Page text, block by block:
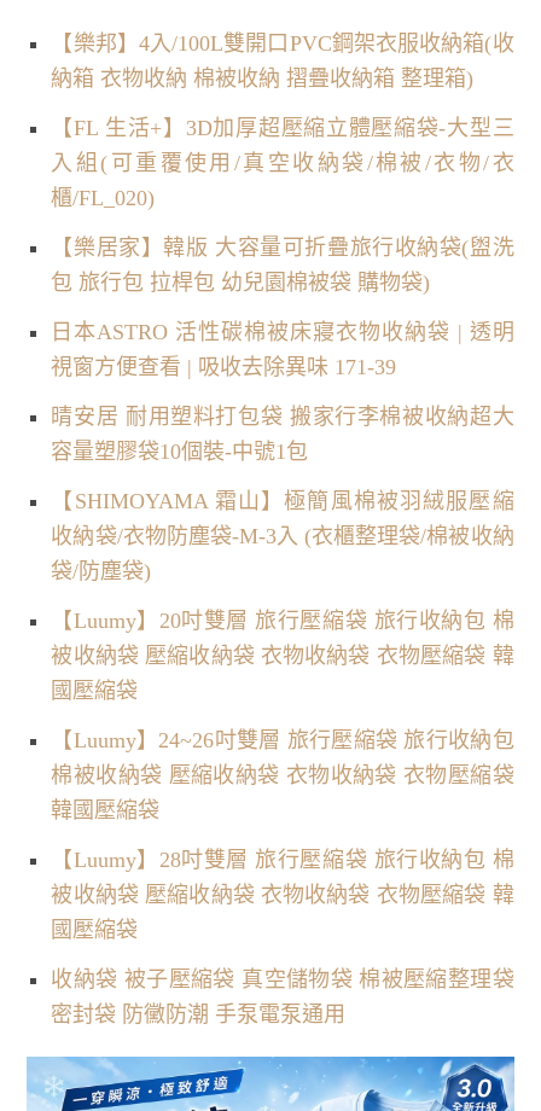
【樂邦】4入/100L雙開口PVC鋼架衣服收納箱(收
納箱 衣物收納 棉被收納 摺疊收納箱 整理箱)
【FL 生活+】3D加厚超壓縮立體壓縮袋-大型三
入組(可重覆使用/真空收納袋/棉被/衣物/衣
櫃/FL_020)
【樂居家】韓版 大容量可折疊旅行收納袋(盥洗
包 旅行包 拉桿包 幼兒園棉被袋 購物袋)
日本ASTRO 活性碳棉被床寢衣物收納袋 | 透明
視窗方便查看 | 吸收去除異味 171-39
晴安居 耐用塑料打包袋 搬家行李棉被收納超大
容量塑膠袋10個裝-中號1包
【SHIMOYAMA 霜山】極簡風棉被羽絨服壓縮
收納袋/衣物防塵袋-M-3入 (衣櫃整理袋/棉被收納
袋/防塵袋)
【Luumy】20吋雙層 旅行壓縮袋 旅行收納包 棉
被收納袋 壓縮收納袋 衣物收納袋 衣物壓縮袋 韓
國壓縮袋
【Luumy】24~26吋雙層 旅行壓縮袋 旅行收納包
棉被收納袋 壓縮收納袋 衣物收納袋 衣物壓縮袋
韓國壓縮袋
【Luumy】28吋雙層 旅行壓縮袋 旅行收納包 棉
被收納袋 壓縮收納袋 衣物收納袋 衣物壓縮袋 韓
國壓縮袋
收納袋 被子壓縮袋 真空儲物袋 棉被壓縮整理袋
密封袋 防黴防潮 手泵電泵通用